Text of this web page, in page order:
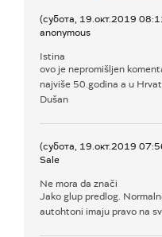
(субота, 19.окт.2019
anonymous
Istina
ovo je nepromišljen
najviše 50.godina a u
Dušan
(субота, 19.окт.2019
Sale
Ne mora da znači
Jako glup predlog.
autohtoni imaju pravo na